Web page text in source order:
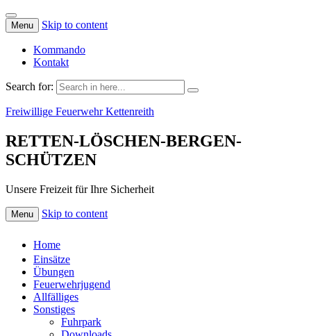
Menu Skip to content
Kommando
Kontakt
Search for:
Freiwillige Feuerwehr Kettenreith
RETTEN-LÖSCHEN-BERGEN-
SCHÜTZEN
Unsere Freizeit für Ihre Sicherheit
Menu Skip to content
Home
Einsätze
Übungen
Feuerwehrjugend
Allfälliges
Sonstiges
Fuhrpark